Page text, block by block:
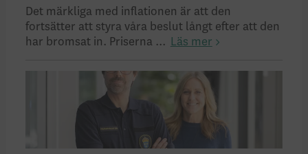
Det märkliga med inflationen är att den
fortsätter att styra våra beslut långt efter att den
har bromsat in. Priserna ...
Läs mer